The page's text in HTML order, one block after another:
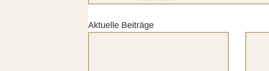
Aktuelle Beiträge